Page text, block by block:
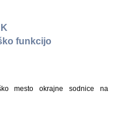
funkcijo
mesto okrajne sodnice na